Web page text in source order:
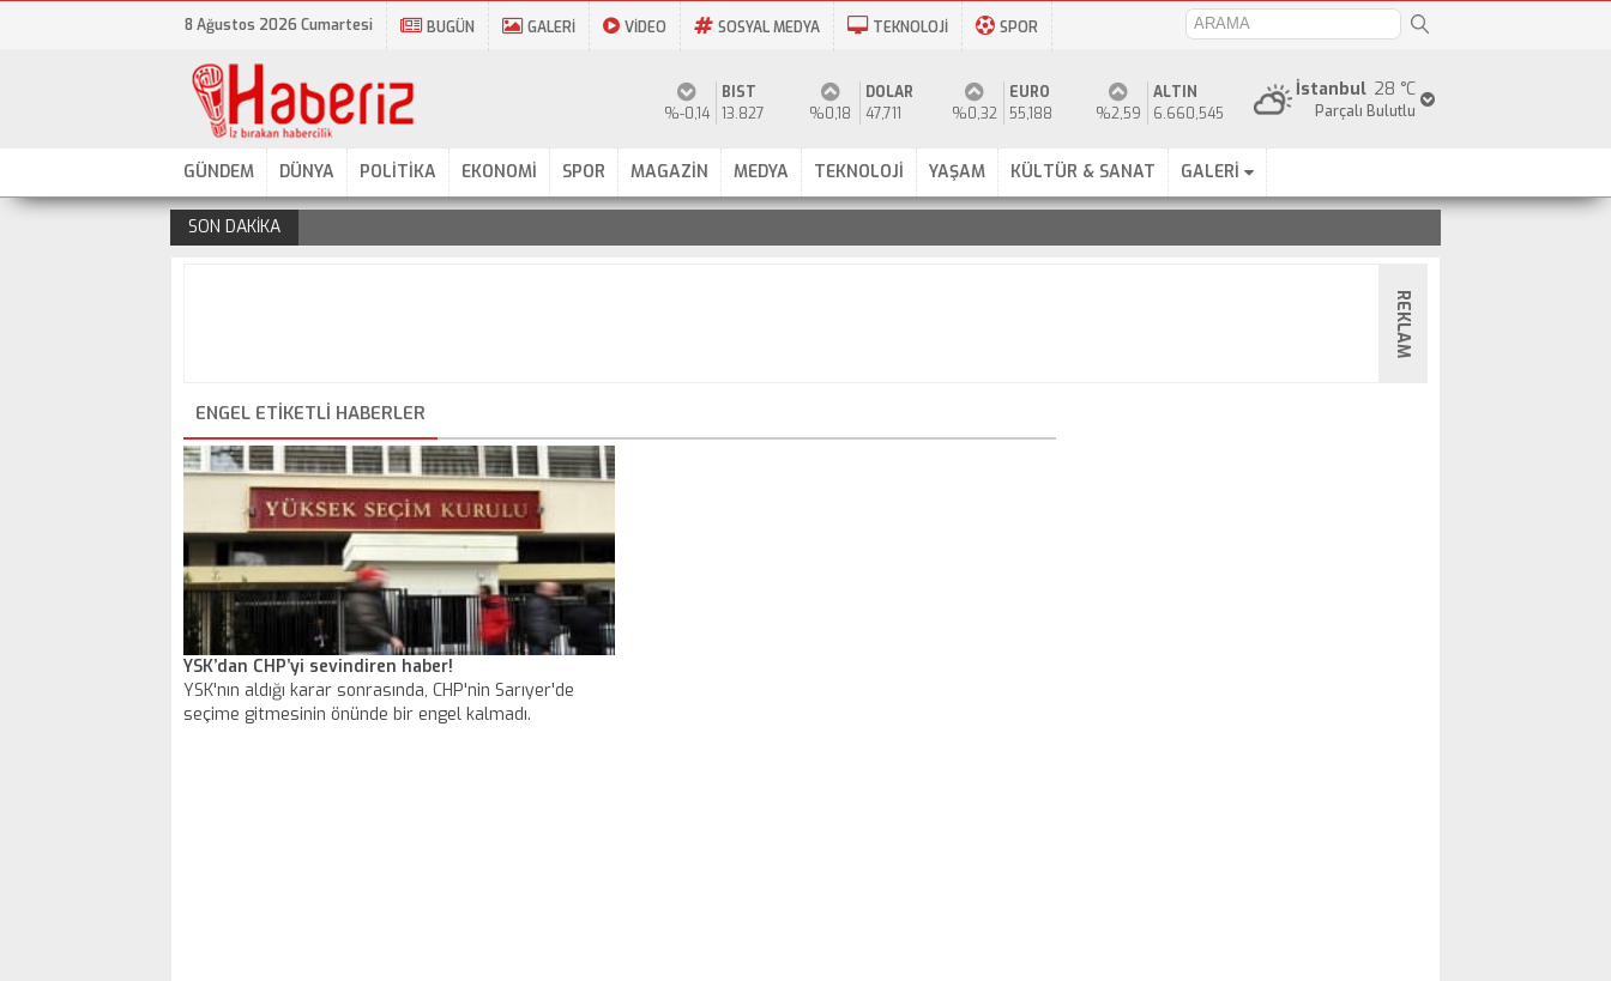
8 Ağustos 2026 Cumartesi BUGÜN GALERİ VİDEO SOSYAL MEDYA TEKNOLOJİ SPOR
28 °C
İstanbul
Parçalı Bulutlu
%-0,14
BIST
13.827
%0,18
DOLAR
47,711
%0,32
EURO
55,188
%2,59
ALTIN
6.660,545
GÜNDEM DÜNYA POLİTİKA EKONOMİ SPOR MAGAZİN MEDYA TEKNOLOJİ YAŞAM KÜLTÜR & SANAT GALERİ
SON DAKİKA
REKLAM
ENGEL ETIKETLI HABERLER
YSK’dan CHP’yi sevindiren haber!
YSK'nın aldığı karar sonrasında, CHP'nin Sarıyer'de
seçime gitmesinin önünde bir engel kalmadı.